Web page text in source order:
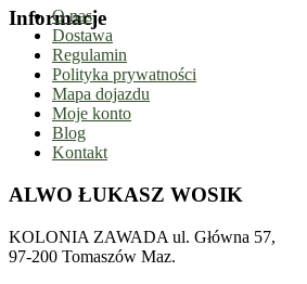
Informacje
O nas
Dostawa
Regulamin
Polityka prywatności
Mapa dojazdu
Moje konto
Blog
Kontakt
ALWO ŁUKASZ WOSIK
KOLONIA ZAWADA ul. Główna 57,
97-200 Tomaszów Maz.